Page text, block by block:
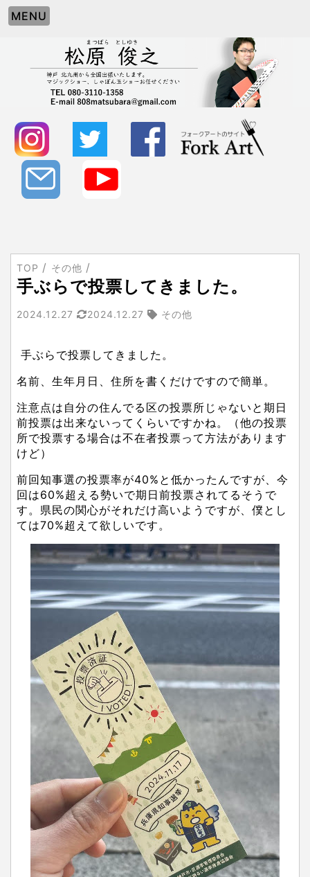
MENU
TOP その他
手ぶらで投票してきました。
2024.12.27 2024.12.27 その他
手ぶらで投票してきました。
名前、生年月日、住所を書くだけですので簡単。
注意点は自分の住んでる区の投票所じゃないと期日
前投票は出来ないってくらいですかね。（他の投票
所で投票する場合は不在者投票って方法があります
けど）
前回知事選の投票率が40%と低かったんですが、今
回は60%超える勢いで期日前投票されてるそうで
す。県民の関心がそれだけ高いようですが、僕とし
ては70%超えて欲しいです。